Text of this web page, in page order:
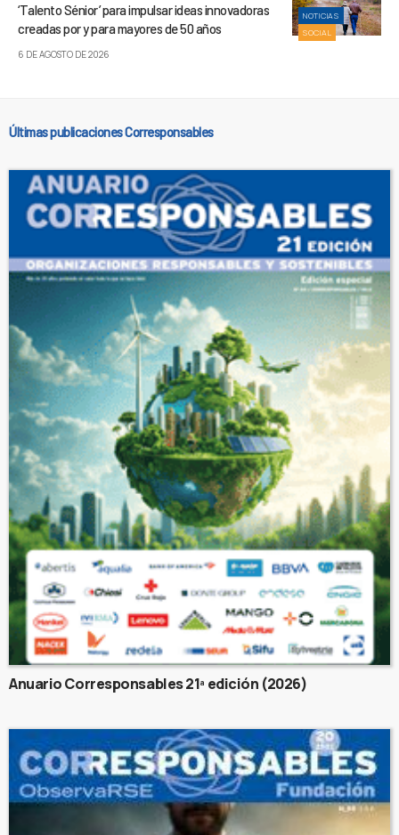
NOTICIAS
SOCIAL
‘Talento Sénior’ para impulsar ideas innovadoras
creadas por y para mayores de 50 años
6 DE AGOSTO DE 2026
Últimas publicaciones Corresponsables
Anuario Corresponsables 21ª edición (2026)